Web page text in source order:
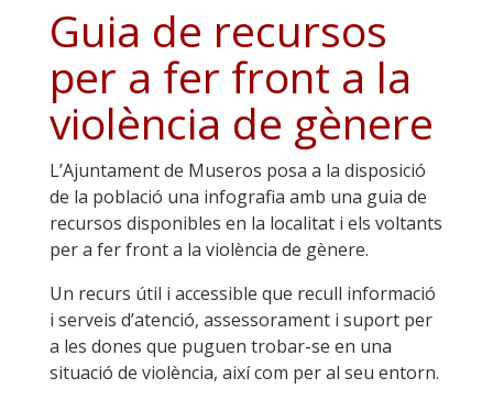
Guia de recursos
per a fer front a la
violència de gènere
L’Ajuntament de Museros posa a la disposició
de la població una infografia amb una guia de
recursos disponibles en la localitat i els voltants
per a fer front a la violència de gènere.
Un recurs útil i accessible que recull informació
i serveis d’atenció, assessorament i suport per
a les dones que puguen trobar-se en una
situació de violència, així com per al seu entorn.